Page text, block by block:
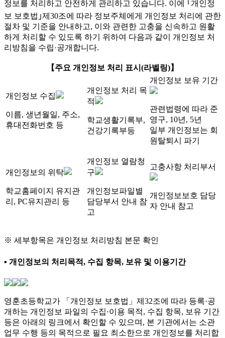
정보를 처리하고 안전하게 관리하고 있습니다. 이에 ｢개인정
보 보호법｣제30조에 따라 정보주체에게 개인정보 처리에 관한
절차 및 기준을 안내하고, 이와 관련한 고충을 신속하고 원활
하게 처리할 수 있도록 하기 위하여 다음과 같이 개인정보 처
리방침을 수립·공개합니다.
【주요 개인정보 처리 표시(라벨링)】
개인정보 수집
이름, 생년월일, 주소,
휴대전화번호 등
개인정보 처리 목
적
학교생활기록부,
건강기록부등
개인정보 보유 기간
관련법령에 따라 준
영구, 10년, 5년
일부 개인정보는 회
원탈퇴시 파기
개인정보의 위탁
학교홈페이지 유지관
리, PC유지관리 등
개인정보 열람청
구
개인정보파일별
담당부서 안내 참
고
고충사항 처리부서
개인정보보호 담당
자 안내 참고
※ 세부항목은 개인정보 처리방침 본문 확인
▪ 개인정보의 처리목적, 수집 항목, 보유 및 이용기간
영훈초등학교가 「개인정보 보호법」제32조에 따라 등록·공
개하는 개인정보 파일의 수집·이용 목적, 수집 항목, 보유 기간
등은 아래의 링크에서 확인할 수 있으며, 본 기관에서는 소관
업무 수행 등의 목적으로 필요 최소한으로 개인정보를 처리합